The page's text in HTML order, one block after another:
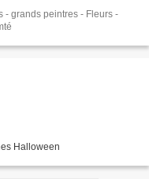
- grands peintres - Fleurs -
Halloween